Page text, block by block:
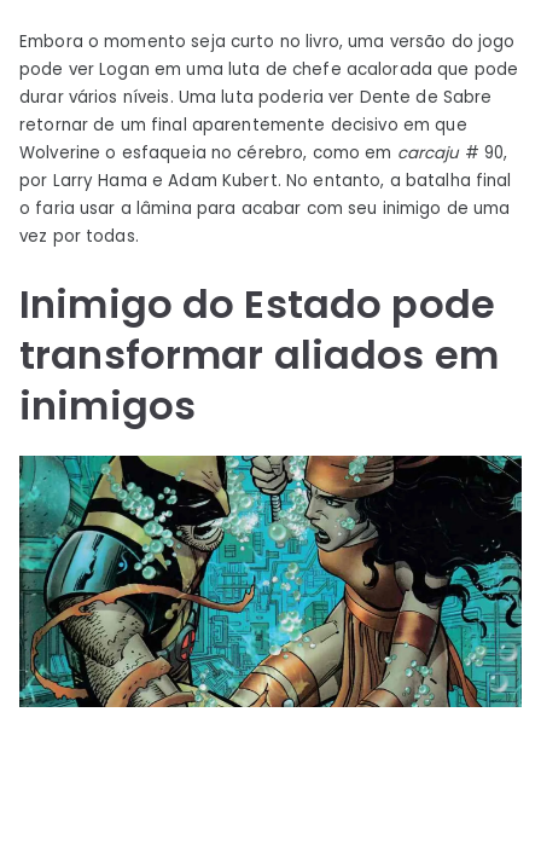
Embora o momento seja curto no livro, uma versão do jogo
pode ver Logan em uma luta de chefe acalorada que pode
durar vários níveis. Uma luta poderia ver Dente de Sabre
retornar de um final aparentemente decisivo em que
Wolverine o esfaqueia no cérebro, como em carcaju# 90,
por Larry Hama e Adam Kubert. No entanto, a batalha final
o faria usar a lâmina para acabar com seu inimigo de uma
vez por todas.
Inimigo do Estado pode
transformar aliados em
inimigos